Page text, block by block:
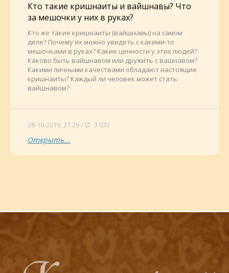
Кто такие кришнаиты и вайшнавы? Что
за мешочки у них в руках?
Кто же такие кришнаиты (вайшнавы) на самом
деле? Почему их можно увидеть с какими-то
мешочками в руках? Какие ценности у этих людей?
Каково быть вайшнавом или дружить с вашнавом?
Какими личными качествами обладают настоящие
кришнаиты? Каждый ли человек может стать
вайшнавом?
28-10-2019, 21:29 / 3 032
Открыть...